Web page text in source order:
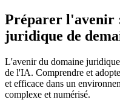
Préparer l'avenir
juridique de
L'avenir du domaine
de l'IA. Comprendre et
et efficace dans un
complexe et numérisé.